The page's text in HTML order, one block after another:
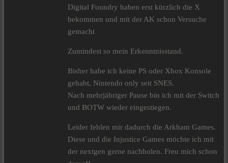
Digital Foundry haben erst kürzlich die X
bekommen und mit der AK schon Versuche
gemacht
Zumindest so mein Erkenntnisstand.
Bisher habe ich keine PS oder Xbox Konsole
gehabt, Nintendo only seit SNES.
Nach mehrjähriger Pause bin ich mit der Switch
und BOTW wieder eingestiegen.
Leider fehlen mir dadurch die Arkham Games.
Diese und die Injustice Games möchte ich mit
der nextgen gerne nachholen. Freu mich schon